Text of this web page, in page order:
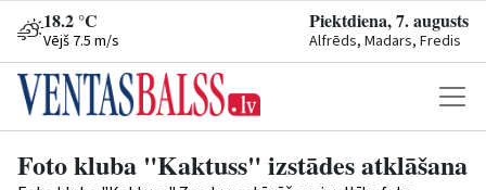
18.2 °C
Vējš 7.5 m/s
Piektdiena, 7. augusts
Alfrēds, Madars, Fredis
Foto kluba "Kaktuss" izstādes atklāšana